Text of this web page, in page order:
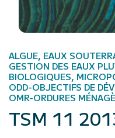
ALGUE, EAUX
GESTION DES EAUX
BIOLOGIQUES,
ODD-OBJECTIFS DE
OMR-ORDURES
TSM 11